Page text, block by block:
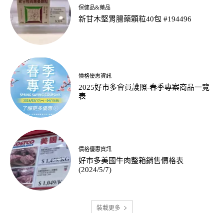
保健品&藥品
新甘木堅胃腸藥顆粒40包 #194496
價格優惠資訊
2025好市多會員護照-春季專案商品一覽
表
價格優惠資訊
好市多美國牛肉整箱銷售價格表
(2024/5/7)
裝載更多